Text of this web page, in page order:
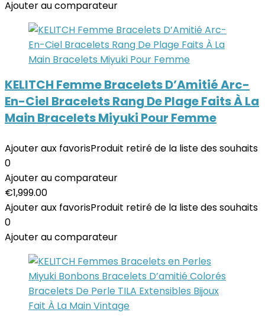
Ajouter au comparateur
KELITCH Femme Bracelets D’Amitié Arc-
En-Ciel Bracelets Rang De Plage Faits À La
Main Bracelets Miyuki Pour Femme
Ajouter aux favorisProduit retiré de la liste des souhaits
0
Ajouter au comparateur
€1,999.00
Ajouter aux favorisProduit retiré de la liste des souhaits
0
Ajouter au comparateur